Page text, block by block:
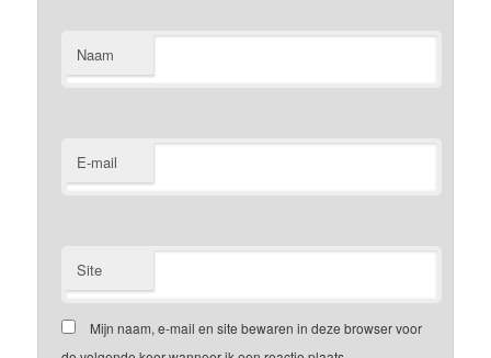
Naam
E-mail
Site
Mijn naam, e-mail en site bewaren in deze browser voor